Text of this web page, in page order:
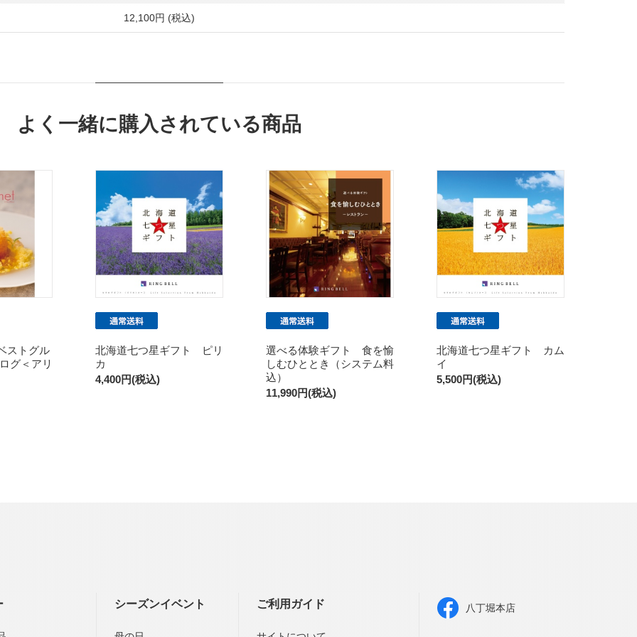
12,100円 (税込)
よく一緒に購入されている商品
ストグル
グ＜アリ
北海道七つ星ギフト ピリ
カ
4,400円(税込)
選べる体験ギフト 食を愉
しむひととき（システム料
込）
11,990円(税込)
北海道七つ星ギフト カム
イ
5,500円(税込)
シーズンイベント ご利用ガイド 八丁堀本店